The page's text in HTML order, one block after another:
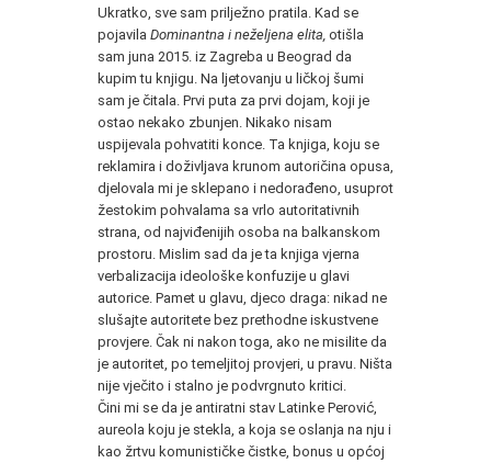
Ukratko, sve sam prilježno pratila. Kad se
pojavila Dominantna i neželjena elita, otišla
sam juna 2015. iz Zagreba u Beograd da
kupim tu knjigu. Na ljetovanju u ličkoj šumi
sam je čitala. Prvi puta za prvi dojam, koji je
ostao nekako zbunjen. Nikako nisam
uspijevala pohvatiti konce. Ta knjiga, koju se
reklamira i doživljava krunom autoričina opusa,
djelovala mi je sklepano i nedorađeno, usuprot
žestokim pohvalama sa vrlo autoritativnih
strana, od najviđenijih osoba na balkanskom
prostoru. Mislim sad da je ta knjiga vjerna
verbalizacija ideološke konfuzije u glavi
autorice. Pamet u glavu, djeco draga: nikad ne
slušajte autoritete bez prethodne iskustvene
provjere. Čak ni nakon toga, ako ne misilite da
je autoritet, po temeljitoj provjeri, u pravu. Ništa
nije vječito i stalno je podvrgnuto kritici.
Čini mi se da je antiratni stav Latinke Perović,
aureola koju je stekla, a koja se oslanja na nju i
kao žrtvu komunističke čistke, bonus u općoj